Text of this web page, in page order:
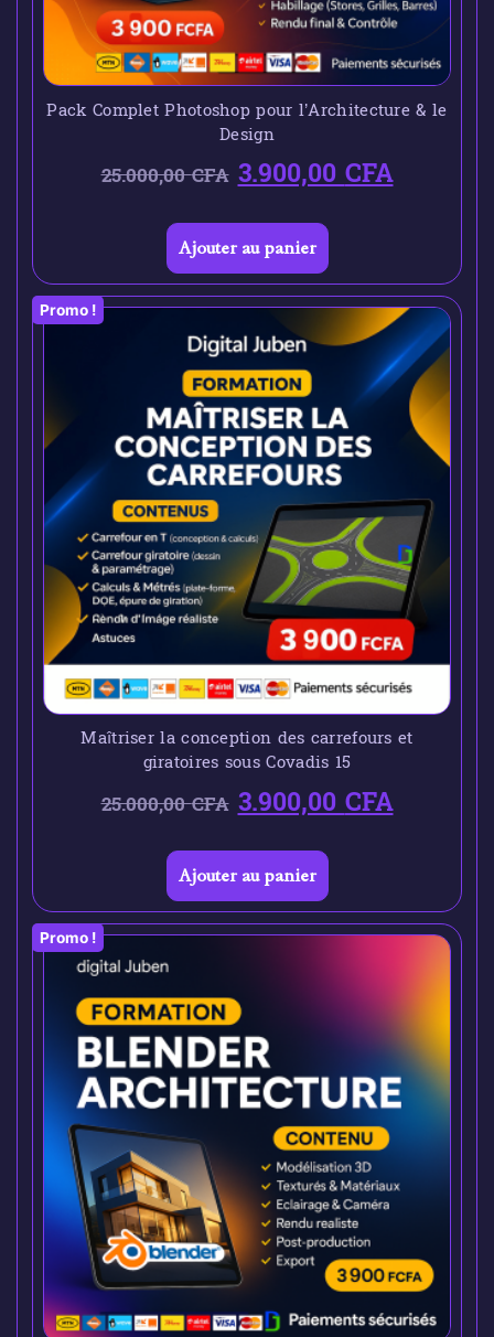
Pack Complet Photoshop pour l’Architecture & le
Design
25.000,00CFA 3.900,00CFA
Ajouter au panier
Promo !
Maîtriser la conception des carrefours et
giratoires sous Covadis 15
25.000,00CFA 3.900,00CFA
Ajouter au panier
Promo !